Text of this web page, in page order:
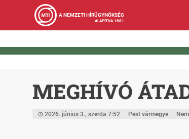
A NEMZETI HÍRÜGYNÖKSÉG
ALAPÍTVA 1881
MEGHÍVÓ
2026. június 3., szerda 7:52 Pest vármegye